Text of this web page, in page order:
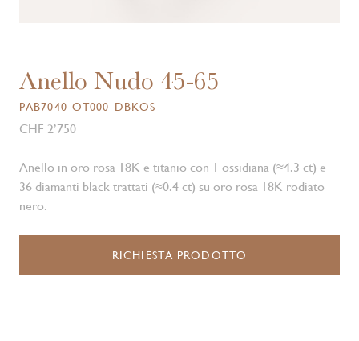
Anello Nudo 45-65
PAB7040-OT000-DBKOS
CHF 2’750
Anello in oro rosa 18K e titanio con 1 ossidiana (≈4.3 ct) e
36 diamanti black trattati (≈0.4 ct) su oro rosa 18K rodiato
nero.
RICHIESTA PRODOTTO